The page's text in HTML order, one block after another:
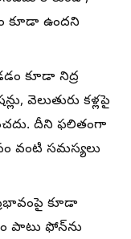
కూడా ఉందని
కూడా నిద్ర
వెలుతురు కళ్లపై
దీని ఫలితంగా
వంటి సమస్యలు
కూడా
పాటు ఫోన్‌ను